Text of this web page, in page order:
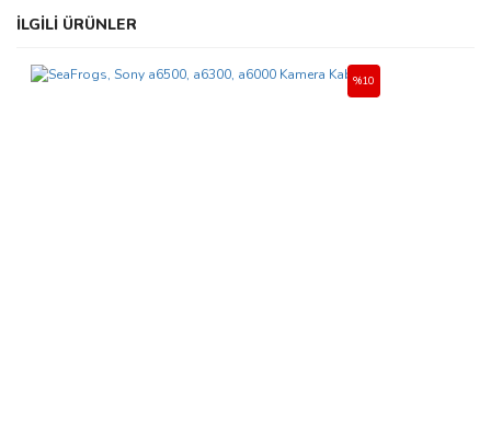
Bu ürünün fiyat bilgisi, resim, ürün açıklamalarında ve diğer
konularda yetersiz gördüğünüz noktaları öneri formunu kullanarak
Görüş ve önerileriniz için teşekkür ederiz.
İLGİLİ ÜRÜNLER
%10